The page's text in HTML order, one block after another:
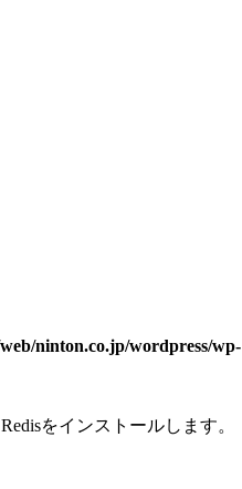
ninton.co.jp/wordpress/wp-
をインストールします。